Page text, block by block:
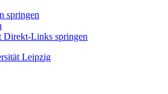
springen
Direkt-Links springen